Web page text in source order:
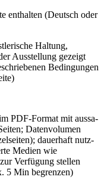
ent­hal­ten (Deutsch oder
Haltung,
Ausstellung gezeigt
Bedingungen
PDF-Format mit aus­sa­
Datenvolumen
dau­er­haft nutz­
Medien wie
Verfügung stel­len
5 Min begrenzen)